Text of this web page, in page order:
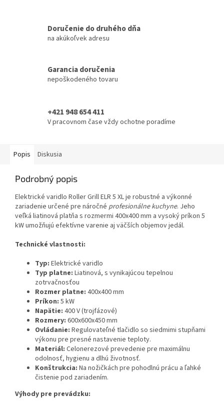
Doručenie do druhého dňa
na akúkoľvek adresu
Garancia doručenia
nepoškodeného tovaru
+421 948 654 411
V pracovnom čase vždy ochotne poradíme
Popis Diskusia
Podrobný popis
Elektrické varidlo Roller Grill ELR 5 XL je robustné a výkonné
zariadenie určené pre náročné profesionálne kuchyne. Jeho
veľká liatinová platňa s rozmermi 400x400 mm a vysoký príkon 5
kW umožňujú efektívne varenie aj väčších objemov jedál.
Technické vlastnosti:
Typ: Elektrické varidlo
Typ platne: Liatinová, s vynikajúcou tepelnou
zotrvačnosťou
Rozmer platne: 400x400 mm
Príkon: 5 kW
Napätie: 400 V (trojfázové)
Rozmery: 600x600x450 mm
Ovládanie: Regulovateľné tlačidlo so siedmimi stupňami
výkonu pre presné nastavenie teploty.
Materiál: Celonerezové prevedenie pre maximálnu
odolnosť, hygienu a dlhú životnosť.
Konštrukcia: Na nožičkách pre pohodlnú prácu a ľahké
čistenie pod zariadením.
Výhody pre prevádzku: